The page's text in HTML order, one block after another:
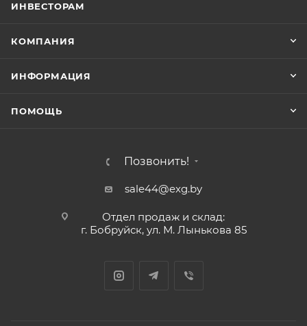
ИНВЕСТОРАМ
КОМПАНИЯ
ИНФОРМАЦИЯ
ПОМОЩЬ
Позвонить!
sale44@exg.by
Отдел продаж и склад:
г. Бобруйск, ул. М. Лынькова 85